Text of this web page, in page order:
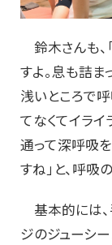
鈴木さんも、
すよ。息も詰ま
浅いところで
てなくてイライ
通って深呼吸を
すね」と、呼吸
基本的には、
ジのジューシ